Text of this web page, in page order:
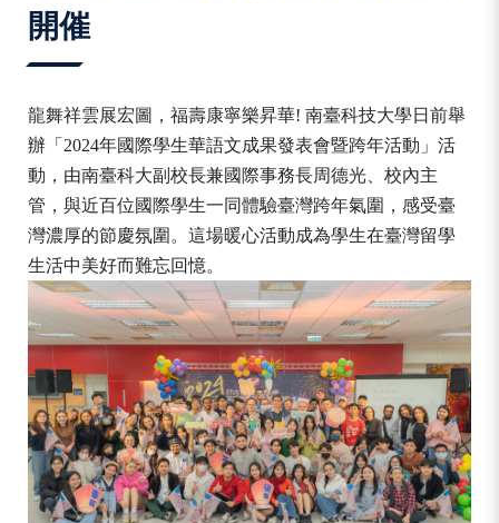
開催
龍舞祥雲展宏圖，福壽康寧樂昇華! 南臺科技大學日前舉
辦「2024年國際學生華語文成果發表會暨跨年活動」活
動，由南臺科大副校長兼國際事務長周德光、校內主
管，與近百位國際學生一同體驗臺灣跨年氣圍，感受臺
灣濃厚的節慶氛圍。這場暖心活動成為學生在臺灣留學
生活中美好而難忘回憶。